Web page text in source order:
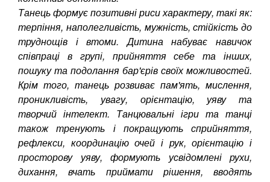
Танець формує позитивні риси характеру, такі як:
терпіння, наполегливість, мужність, стійкість до
труднощів і втоми. Дитина набуває навичок
співпраці в групі, прийняття себе та інших,
пошуку та подолання бар'єрів своїх можливостей.
Крім того, танець розвиває пам'ять, мислення,
проникливість, увагу, орієнтацію, уяву та
творчий інтелект. Танцювальні ігри та танці
також тренують і покращують сприйняття,
рефлекси, координацію очей і рук, орієнтацію і
просторову уяву, формують усвідомлені рухи,
дихання, вчать приймати рішення, вводять